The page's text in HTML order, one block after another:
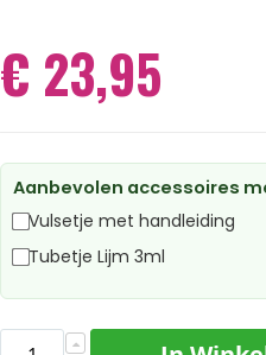
€ 23,95
Aanbevolen accessoires
Vulsetje met handleiding
Tubetje Lijm 3ml